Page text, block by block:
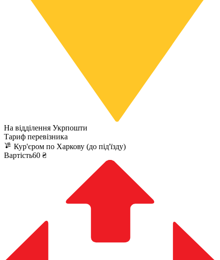
На відділення Укрпошти
Тариф перевізника
Кур'єром по Харкову (до під'їзду)
Вартість60 ₴